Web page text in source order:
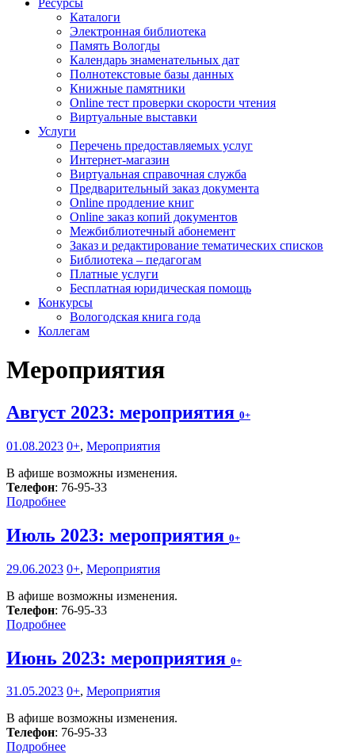
Ресурсы
Каталоги
Электронная библиотека
Память Вологды
Календарь знаменательных дат
Полнотекстовые базы данных
Книжные памятники
Online тест проверки скорости чтения
Виртуальные выставки
Услуги
Перечень предоставляемых услуг
Интернет-магазин
Виртуальная справочная служба
Предварительный заказ документа
Online продление книг
Online заказ копий документов
Межбиблиотечный абонемент
Заказ и редактирование тематических списков
Библиотека – педагогам
Платные услуги
Бесплатная юридическая помощь
Конкурсы
Вологодская книга года
Коллегам
Мероприятия
Август 2023: мероприятия 0+
01.08.2023 0+, Мероприятия
В афише возможны изменения.
Телефон: 76-95-33
Подробнее
Июль 2023: мероприятия 0+
29.06.2023 0+, Мероприятия
В афише возможны изменения.
Телефон: 76-95-33
Подробнее
Июнь 2023: мероприятия 0+
31.05.2023 0+, Мероприятия
В афише возможны изменения.
Телефон: 76-95-33
Подробнее